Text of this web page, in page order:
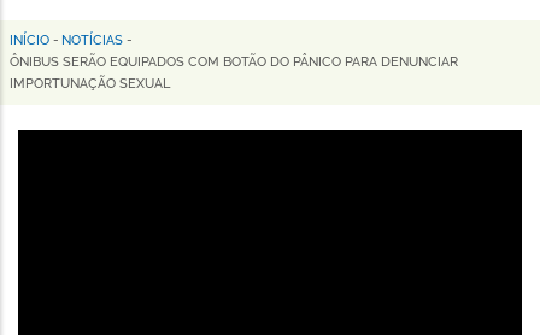
Horizonte
Trilha
de
navegação
INÍCIO - NOTÍCIAS -
ÔNIBUS SERÃO EQUIPADOS COM BOTÃO DO PÂNICO PARA DENUNCIAR
IMPORTUNAÇÃO SEXUAL